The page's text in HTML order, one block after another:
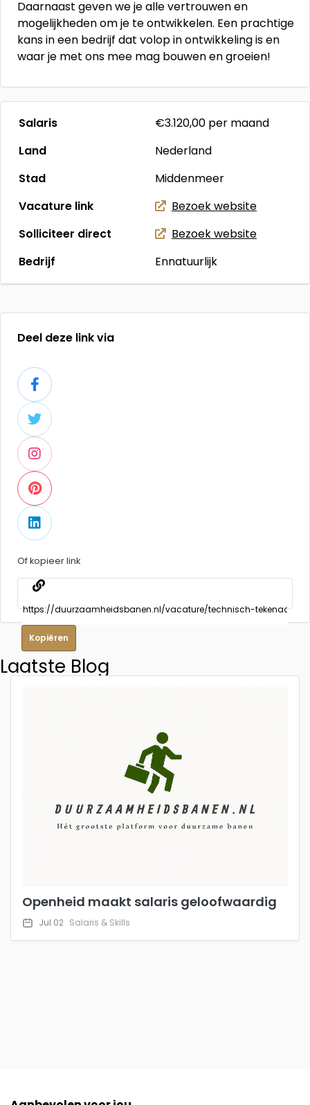
Daarnaast geven we je alle vertrouwen en
mogelijkheden om je te ontwikkelen. Een prachtige
kans in een bedrijf dat volop in ontwikkeling is en
waar je met ons mee mag bouwen en groeien!
Salaris €3.120,00 per maand
Land
Nederland
Stad
Middenmeer
Vacature link
Bezoek website
Solliciteer direct
Bezoek website
Bedrijf
Ennatuurlijk
Deel deze link via
Of kopieer link
Kopiëren
Laatste Blog
Openheid maakt salaris geloofwaardig
Jul 02 Salaris & Skills